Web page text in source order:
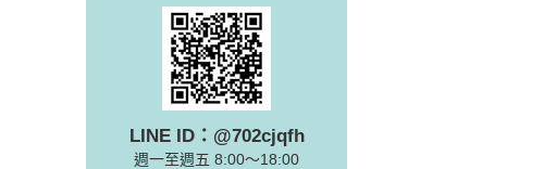
LINE ID：@702cjqfh
週一至週五 8:00～18:00